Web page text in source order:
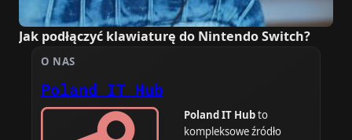
Jak podłączyć klawiaturę do Nintendo Switch?
O NAS
Poland IT Hub
Poland IT Hubto
kompleksowe źródło